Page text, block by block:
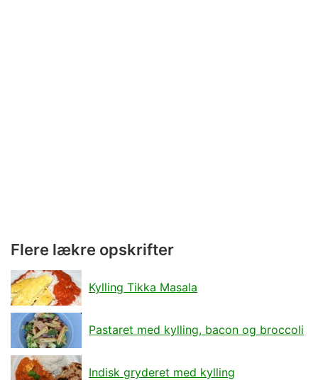
Flere lækre opskrifter
Kylling Tikka Masala
Pastaret med kylling, bacon og broccoli
Indisk gryderet med kylling